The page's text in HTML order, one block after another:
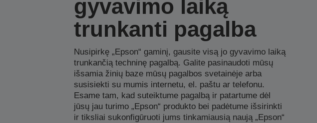
gyvavimo laiką
trunkanti pagalba
Nusipirkę „Epson“ gaminį, gausite visą jo gyvavimo laiką
trunkančią techninę pagalbą. Galite pasinaudoti mūsų
išsamia žinių baze mūsų pagalbos svetainėje arba
susisiekti su mumis internetu, el. paštu ar telefonu.
Esame tam, kad suteiktume pagalbą ir patartume dėl
jūsų jau turimo „Epson“ produkto bei padėtume išsirinkti
ir tiksliai sukonfigūruoti jums tinkamiausią naują „Epson“